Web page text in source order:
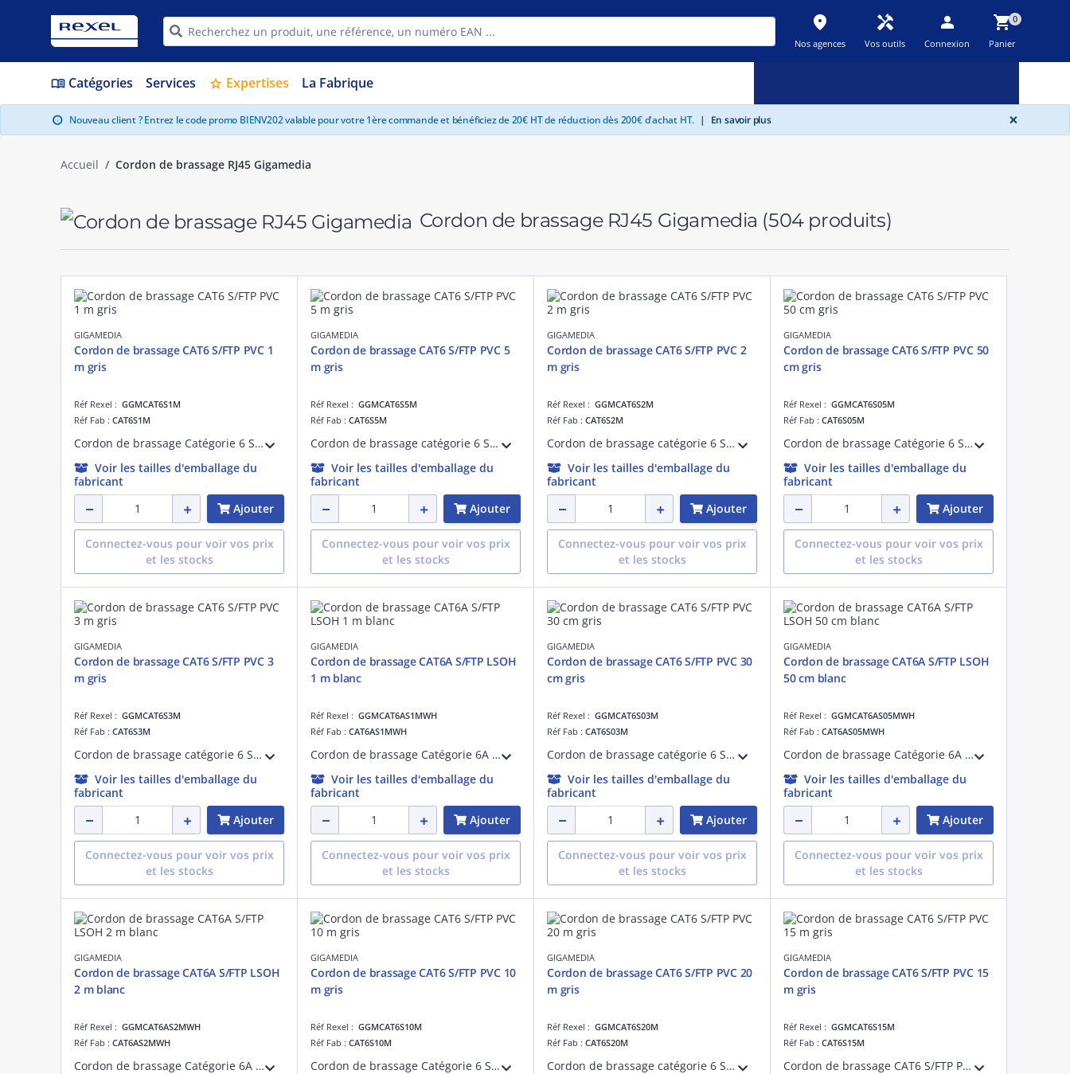
place
Nos agences
handyman
Vos outils
person
Connexion
shopping_cart0
Panier
menu_book Catégories Services star Expertises La Fabrique
info Nouveau client ? Entrez le code promo BIENV202 valable pour votre 1ère commande et bénéficiez de 20€ HT de réduction dès 200€ d'achat HT. | En savoir plus ×
Accueil Cordon de brassage RJ45 Gigamedia
Cordon de brassage RJ45 Gigamedia (504 produits)
GIGAMEDIA
Cordon de brassage CAT6 S/FTP PVC 1
m gris
Réf Rexel : GGMCAT6S1M
Réf Fab : CAT6S1M
Cordon de brassage Catégorie 6 S/FTP PVC 1 mètre gris
Voir les tailles d'emballage du
fabricant
Ajouter
Connectez-vous pour voir vos prix
et les stocks
GIGAMEDIA
Cordon de brassage CAT6 S/FTP PVC 5
m gris
Réf Rexel : GGMCAT6S5M
Réf Fab : CAT6S5M
Cordon de brassage catégorie 6 S/FTP PVC 5 mètres gris
Voir les tailles d'emballage du
fabricant
Ajouter
Connectez-vous pour voir vos prix
et les stocks
GIGAMEDIA
Cordon de brassage CAT6 S/FTP PVC 2
m gris
Réf Rexel : GGMCAT6S2M
Réf Fab : CAT6S2M
Cordon de brassage catégorie 6 S/FTP PVC 2 mètres gris
Voir les tailles d'emballage du
fabricant
Ajouter
Connectez-vous pour voir vos prix
et les stocks
GIGAMEDIA
Cordon de brassage CAT6 S/FTP PVC 50
cm gris
Réf Rexel : GGMCAT6S05M
Réf Fab : CAT6S05M
Cordon de brassage Catégorie 6 S/FTP PVC 0,5 mètre gris
Voir les tailles d'emballage du
fabricant
Ajouter
Connectez-vous pour voir vos prix
et les stocks
GIGAMEDIA
Cordon de brassage CAT6 S/FTP PVC 3
m gris
Réf Rexel : GGMCAT6S3M
Réf Fab : CAT6S3M
Cordon de brassage catégorie 6 S/FTP PVC 3 mètres gris
Voir les tailles d'emballage du
fabricant
Ajouter
Connectez-vous pour voir vos prix
et les stocks
GIGAMEDIA
Cordon de brassage CAT6A S/FTP LSOH
1 m blanc
Réf Rexel : GGMCAT6AS1MWH
Réf Fab : CAT6AS1MWH
Cordon de brassage Catégorie 6A S/FTP Blindé blanc RAL9010 27AWG RJ45 dorure 50 micro-pouces avec manchons non débordant, 10G 4PPOE 1m LSOH OD : 5.7mm, DELTA Certified ISO/IEC 11801, EN 50173, IEC 61156-5, ANSI/TIA-568.2-D
Voir les tailles d'emballage du
fabricant
Ajouter
Connectez-vous pour voir vos prix
et les stocks
GIGAMEDIA
Cordon de brassage CAT6 S/FTP PVC 30
cm gris
Réf Rexel : GGMCAT6S03M
Réf Fab : CAT6S03M
Cordon de brassage catégorie 6 S/FTP PVC 30 cm gris
Voir les tailles d'emballage du
fabricant
Ajouter
Connectez-vous pour voir vos prix
et les stocks
GIGAMEDIA
Cordon de brassage CAT6A S/FTP LSOH
50 cm blanc
Réf Rexel : GGMCAT6AS05MWH
Réf Fab : CAT6AS05MWH
Cordon de brassage Catégorie 6A S/FTP Blindé blanc RAL9010 27AWG RJ45 dorure 50 micro-pouces avec manchons non débordant, 10G 4PPOE 50 cm LSOH OD : 5.7mm, DELTA Certified ISO/IEC 11801, EN 50173, IEC 61156-5, ANSI/TIA-568.2-D
Voir les tailles d'emballage du
fabricant
Ajouter
Connectez-vous pour voir vos prix
et les stocks
GIGAMEDIA
Cordon de brassage CAT6A S/FTP LSOH
2 m blanc
Réf Rexel : GGMCAT6AS2MWH
Réf Fab : CAT6AS2MWH
Cordon de brassage Catégorie 6A S/FTP Blindé blanc RAL9010 27AWG RJ45 dorure 50 micro-pouces avec manchons non débordant, 10G 4PPOE 2m LSOH OD : 5.7mm, DELTA Certified ISO/IEC 11801, EN 50173, IEC 61156-5, ANSI/TIA-568.2-D
GIGAMEDIA
Cordon de brassage CAT6 S/FTP PVC 10
m gris
Réf Rexel : GGMCAT6S10M
Réf Fab : CAT6S10M
Cordon de brassage Catégorie 6 S/FTP PVC 10 mètres gris
GIGAMEDIA
Cordon de brassage CAT6 S/FTP PVC 20
m gris
Réf Rexel : GGMCAT6S20M
Réf Fab : CAT6S20M
Cordon de brassage catégorie 6 S/FTP PVC 20 mètres gris
GIGAMEDIA
Cordon de brassage CAT6 S/FTP PVC 15
m gris
Réf Rexel : GGMCAT6S15M
Réf Fab : CAT6S15M
Cordon de brassage CAT6 S/FTP PVC 15 mètres gris